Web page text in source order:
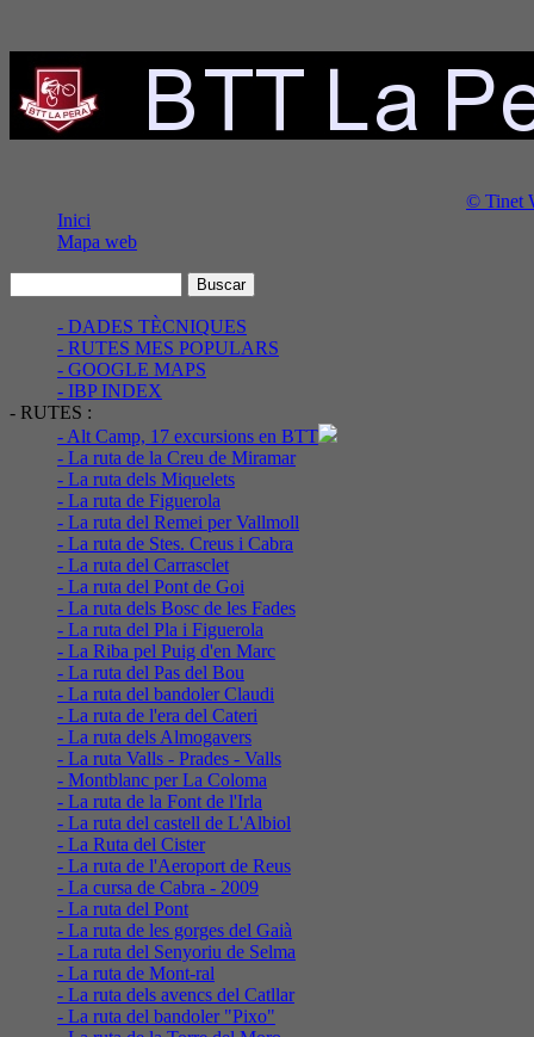
Inici
Mapa web
- DADES TÈCNIQUES
- RUTES MES POPULARS
- GOOGLE MAPS
- IBP INDEX
- RUTES :
- Alt Camp, 17 excursions en BTT
- La ruta de la Creu de Miramar
- La ruta dels Miquelets
- La ruta de Figuerola
- La ruta del Remei per Vallmoll
- La ruta de Stes. Creus i Cabra
- La ruta del Carrasclet
- La ruta del Pont de Goi
- La ruta dels Bosc de les Fades
- La ruta del Pla i Figuerola
- La Riba pel Puig d'en Marc
- La ruta del Pas del Bou
- La ruta del bandoler Claudi
- La ruta de l'era del Cateri
- La ruta dels Almogavers
- La ruta Valls - Prades - Valls
- Montblanc per La Coloma
- La ruta de la Font de l'Irla
- La ruta del castell de L'Albiol
- La Ruta del Cister
- La ruta de l'Aeroport de Reus
- La cursa de Cabra - 2009
- La ruta del Pont
- La ruta de les gorges del Gaià
- La ruta del Senyoriu de Selma
- La ruta de Mont-ral
- La ruta dels avencs del Catllar
- La ruta del bandoler "Pixo"
© Tinet